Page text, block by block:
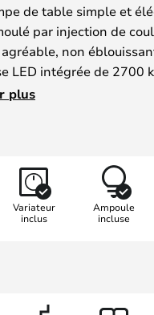
de table simple et
par injection de
non
LED intégrée de 2700
Portable et d'un
le bureau n'étant que
fait partie de la
Panthella 160, dotées
améliorées, telles
tactile marche/arrêt
De plus, l'autonomie de
à 10 %. De plus, les
plus
Variateur
inclus
Ampoule
incluse